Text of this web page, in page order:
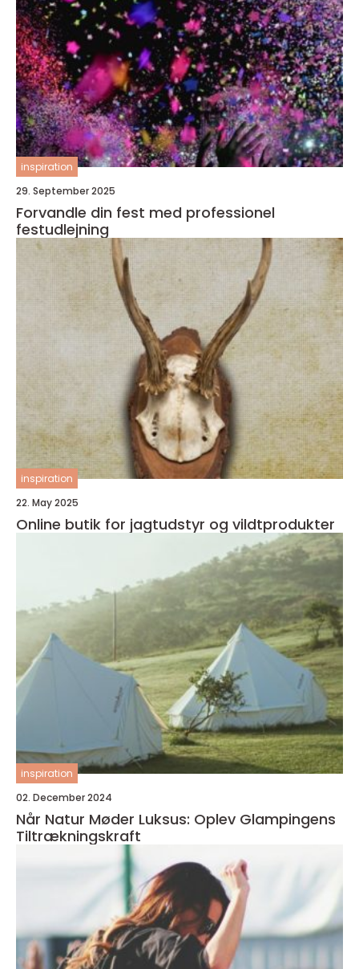
inspiration
29. September 2025
Forvandle din fest med professionel
festudlejning
inspiration
22. May 2025
Online butik for jagtudstyr og vildtprodukter
inspiration
02. December 2024
Når Natur Møder Luksus: Oplev Glampingens
Tiltrækningskraft